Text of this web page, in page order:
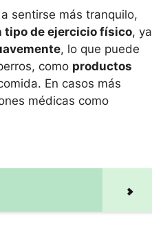
sentirse más tranquilo,
tipo de ejercicio físico, ya
, lo que puede
como productos
En casos más
médicas como